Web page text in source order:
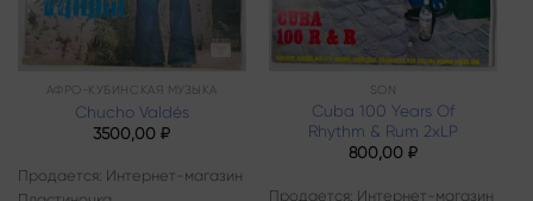
АФРО-КУБИНСКАЯ МУЗЫКА
Chucho Valdés
3500,00₽
Продается: Интернет-магазин
SON
Cuba 100 Years Of
Rhythm & Rum 2xLP
800,00₽
Продается: Интернет-магазин